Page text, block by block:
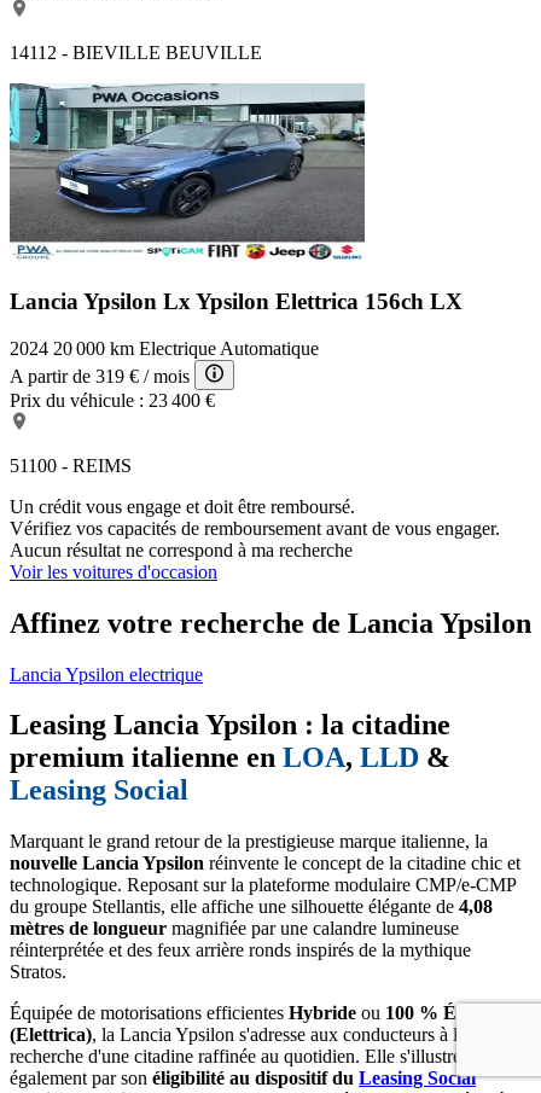
14112 - BIEVILLE BEUVILLE
Lancia Ypsilon Lx Ypsilon Elettrica 156ch LX
2024 20 000 km Electrique Automatique
A partir de 319 € / mois
Prix du véhicule : 23 400 €
51100 - REIMS
Un crédit vous engage et doit être remboursé.
Vérifiez vos capacités de remboursement avant de vous engager.
Aucun résultat ne correspond à ma recherche
Voir les voitures d'occasion
Affinez votre recherche de Lancia Ypsilon
Lancia Ypsilon electrique
Leasing Lancia Ypsilon : la citadine
premium italienne en LOA, LLD &
Leasing Social
Marquant le grand retour de la prestigieuse marque italienne, la
nouvelle Lancia Ypsilon réinvente le concept de la citadine chic et
technologique. Reposant sur la plateforme modulaire CMP/e-CMP
du groupe Stellantis, elle affiche une silhouette élégante de 4,08
mètres de longueur magnifiée par une calandre lumineuse
réinterprétée et des feux arrière ronds inspirés de la mythique
Stratos.
Équipée de motorisations efficientes Hybride ou 100 % Électrique
(Elettrica), la Lancia Ypsilon s'adresse aux conducteurs à la
recherche d'une citadine raffinée au quotidien. Elle s'illustre
également par son éligibilité au dispositif du Leasing Social